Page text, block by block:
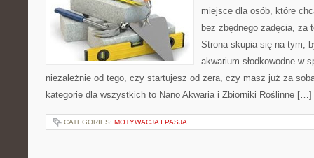
miejsce dla osób, które
bez zbędnego zadęcia, za
Strona skupia się na tym,
akwarium słodkowodne w
niezależnie od tego, czy startujesz od zera, czy masz już za
kategorie dla wszystkich to Nano Akwaria i Zbiorniki Roślinne […]
CATEGORIES: MOTYWACJA I PASJA